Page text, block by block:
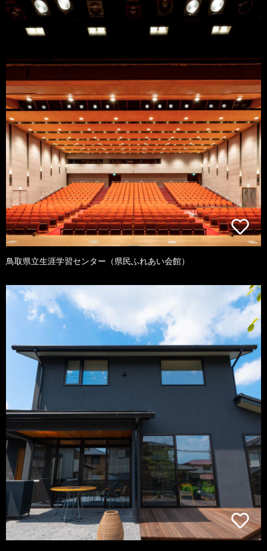
鳥取県立生涯学習センター（県民ふれあい会館）